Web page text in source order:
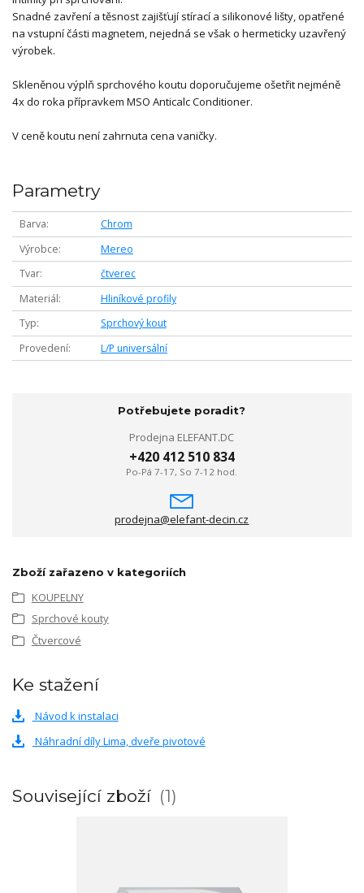
Snadné zavření a těsnost zajišťují stírací a silikonové lišty, opatřené
na vstupní části magnetem, nejedná se však o hermeticky uzavřený
výrobek.
Skleněnou výplň sprchového koutu doporučujeme ošetřit nejméně
4x do roka přípravkem MSO Anticalc Conditioner.
V ceně koutu není zahrnuta cena vaničky.
Parametry
Barva
Chrom
Výrobce
Mereo
Tvar
čtverec
Materiál
Hliníkové profily
Typ
Sprchový kout
Provedení
L/P universální
Potřebujete poradit?
Prodejna ELEFANT.DC
+420 412 510 834
Po-Pá 7-17, So 7-12 hod.
prodejna@elefant-decin.cz
Zboží zařazeno v kategoriích
KOUPELNY
Sprchové kouty
Čtvercové
Ke stažení
Návod k instalaci
Náhradní díly Lima, dveře pivotové
Související zboží 1